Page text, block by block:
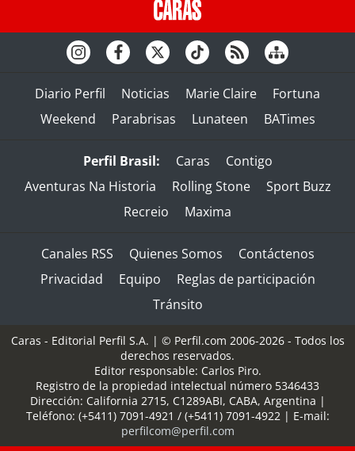
Diario Perfil Noticias Marie Claire
Fortuna
Weekend
Parabrisas Lunateen BATimes
Perfil Brasil: Caras
Contigo
Aventuras Na Historia
Rolling Stone
Sport Buzz
Recreio
Maxima
Canales RSS Quienes Somos
Contáctenos
Privacidad
Equipo
Reglas de participación
Tránsito
Caras - Editorial Perfil S.A. | © Perfil.com 2006-2026 - Todos los
derechos reservados.
Editor responsable: Carlos Piro.
Registro de la propiedad intelectual número 5346433
Dirección: California 2715, C1289ABI, CABA, Argentina |
Teléfono: (+5411) 7091-4921 / (+5411) 7091-4922| E-mail:
perfilcom@perfil.com